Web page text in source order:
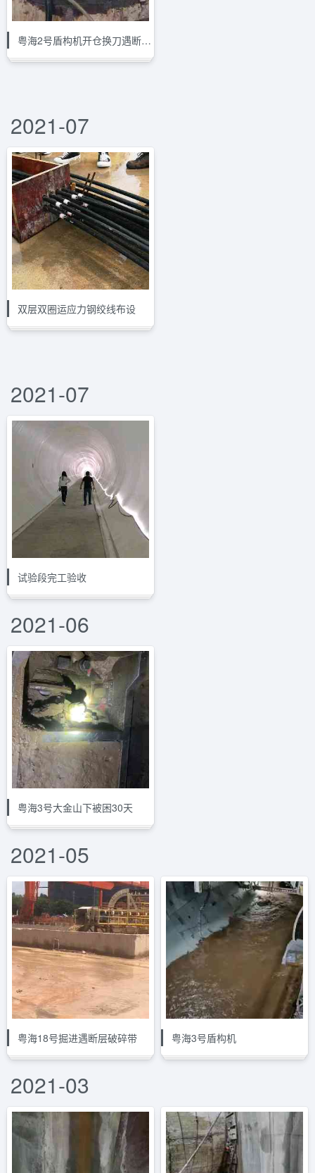
粤海2号盾构机开仓换刀遇断层破碎带
2021-07
双层双圈运应力钢绞线布设
2021-07
试验段完工验收
2021-06
粤海3号大金山下被困30天
2021-05
粤海18号掘进遇断层破碎带 粤海3号盾构机
2021-03